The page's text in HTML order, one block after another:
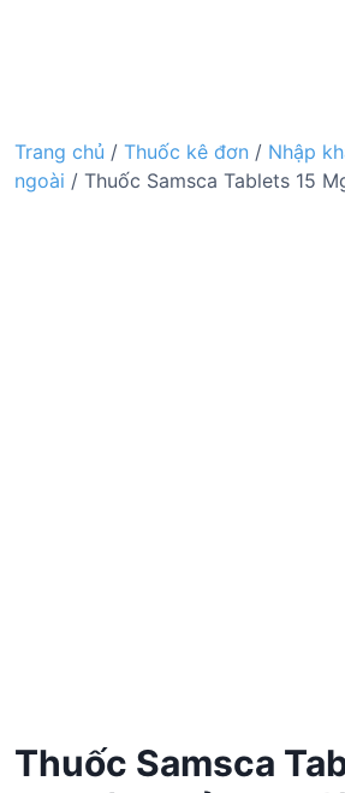
Trang chủ / Thuốc kê đơn / Nhập
ngoài / Thuốc Samsca Tablets 15
Thuốc Samsca